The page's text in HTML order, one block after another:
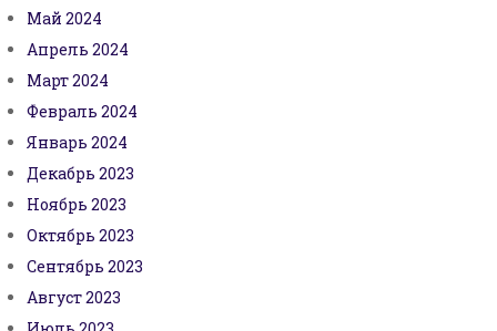
Май 2024
Апрель 2024
Март 2024
Февраль 2024
Январь 2024
Декабрь 2023
Ноябрь 2023
Октябрь 2023
Сентябрь 2023
Август 2023